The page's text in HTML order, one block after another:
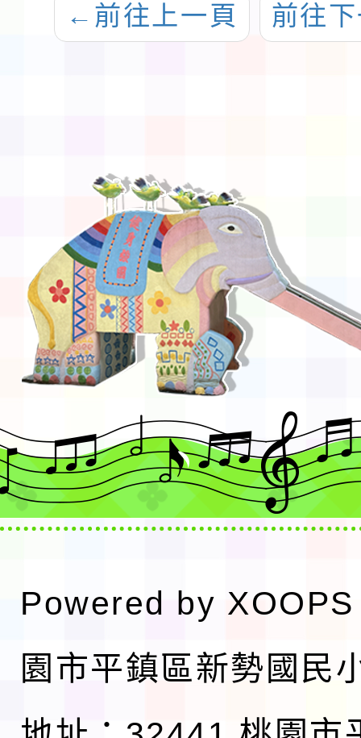
← 前往上一頁 前往
Powered by XOOPS
園市平鎮區新勢國民